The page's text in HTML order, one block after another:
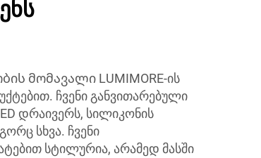
მომავალი LUMIMORE-ის
ჩვენი განვითარებული
დრაივერს, სილიკონის
სხვა. ჩვენი
სტილურია, არამედ მასში